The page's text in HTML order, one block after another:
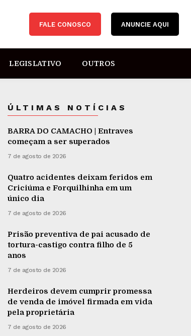
FALE CONOSCO ANUNCIE AQUI
LEGISLATIVO OUTROS
ÚLTIMAS NOTÍCIAS
BARRA DO CAMACHO | Entraves
começam a ser superados
7 de agosto de 2026
Quatro acidentes deixam feridos em
Criciúma e Forquilhinha em um
único dia
7 de agosto de 2026
Prisão preventiva de pai acusado de
tortura-castigo contra filho de 5
anos
7 de agosto de 2026
Herdeiros devem cumprir promessa
de venda de imóvel firmada em vida
pela proprietária
7 de agosto de 2026